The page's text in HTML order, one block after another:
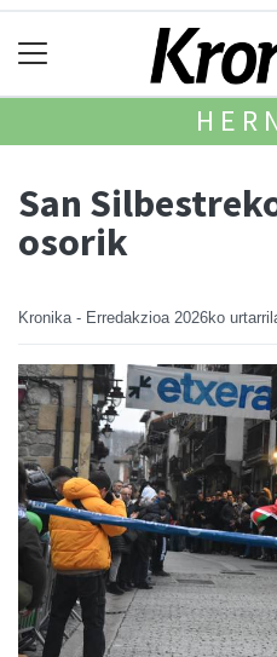
San
osorik
Kronika - Erredakzioa 2026ko